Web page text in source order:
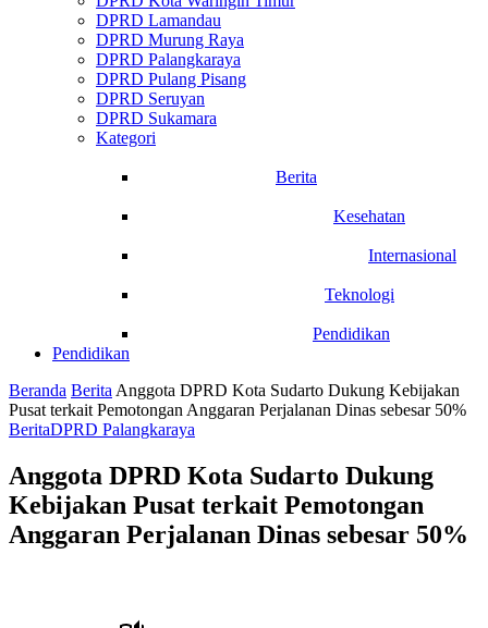
DPRD Lamandau
DPRD Murung Raya
DPRD Palangkaraya
DPRD Pulang Pisang
DPRD Seruyan
DPRD Sukamara
Kategori
Berita
Kesehatan
Internasional
Teknologi
Pendidikan
Pendidikan
Beranda Berita Anggota DPRD Kota Sudarto Dukung Kebijakan
Pusat terkait Pemotongan Anggaran Perjalanan Dinas sebesar 50%
BeritaDPRD Palangkaraya
Anggota DPRD Kota Sudarto Dukung
Kebijakan Pusat terkait Pemotongan
Anggaran Perjalanan Dinas sebesar 50%